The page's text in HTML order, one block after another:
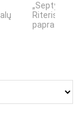
„Septynių
Riteris" – kai